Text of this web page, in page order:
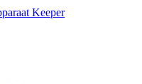
Keeper